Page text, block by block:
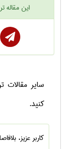
اینمقاله
سایر مقالات
کنید.
کاربر عزیز،